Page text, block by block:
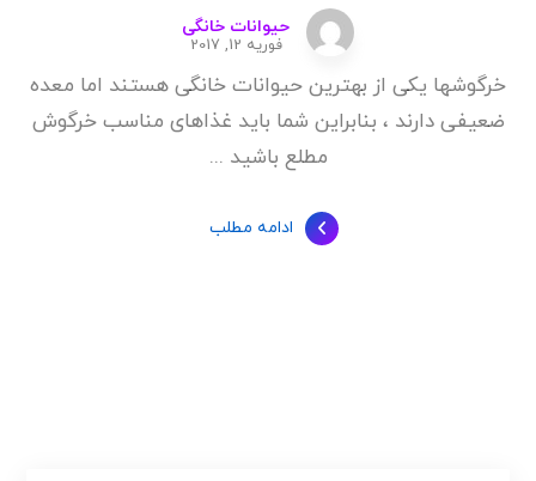
حیوانات خانگی
فوریه 12, 2017
خرگوشها یکی از بهترین حیوانات خانگی هستند اما معده
ضعیفی دارند ، بنابراین شما باید غذاهای مناسب خرگوش
مطلع باشید ...
ادامه مطلب